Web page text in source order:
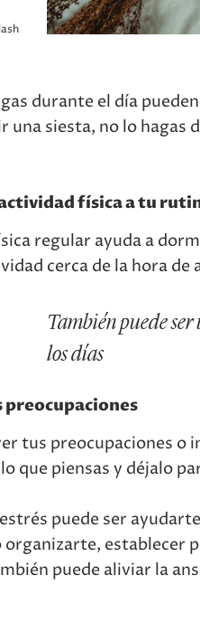
durante el día
una siesta, no lo
física a tu
regular ayuda a
cerca de la hora de
También puede
los días
tus preocupaciones o
que piensas y déjalo
puede ser
organizarte, establecer
puede aliviar la